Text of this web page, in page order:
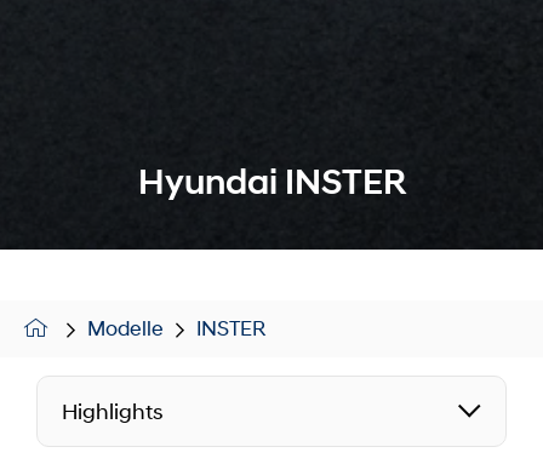
Hyundai INSTER
Modelle INSTER
Highlights